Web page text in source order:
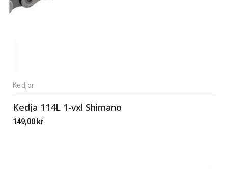
Kedjor
Kedja 114L 1-vxl Shimano
149,00 kr